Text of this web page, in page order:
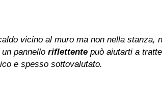
vicino al muro ma non nella stanza,
pannello riflettente può aiutarti a
e spesso sottovalutato.